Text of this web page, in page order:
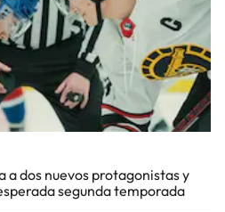
dos nuevos protagonistas y
segunda temporada